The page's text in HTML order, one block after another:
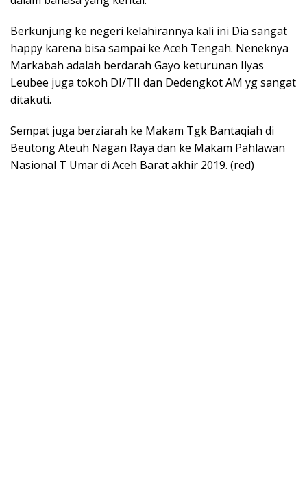
Berkunjung ke negeri kelahirannya kali ini Dia sangat
happy karena bisa sampai ke Aceh Tengah. Neneknya
Markabah adalah berdarah Gayo keturunan Ilyas
Leubee juga tokoh DI/TII dan Dedengkot AM yg sangat
ditakuti.
Sempat juga berziarah ke Makam Tgk Bantaqiah di
Beutong Ateuh Nagan Raya dan ke Makam Pahlawan
Nasional T Umar di Aceh Barat akhir 2019. (red)